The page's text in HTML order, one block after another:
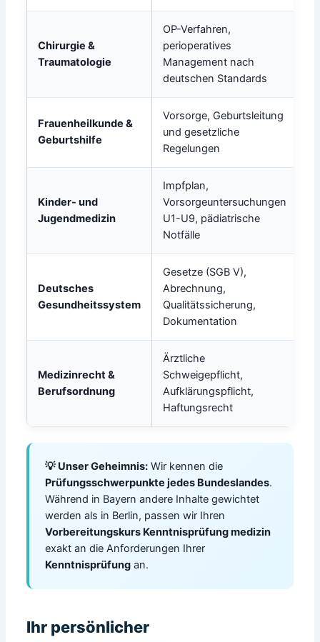
Chirurgie &
Traumatologie
OP-Verfahren,
perioperatives
Management nach
deutschen Standards
Frauenheilkunde &
Geburtshilfe
Vorsorge, Geburtsleitung
und gesetzliche
Regelungen
Kinder- und
Jugendmedizin
Impfplan,
Vorsorgeuntersuchungen
U1-U9, pädiatrische
Notfälle
Deutsches
Gesundheitssystem
Gesetze (SGB V),
Abrechnung,
Qualitätssicherung,
Dokumentation
Medizinrecht &
Berufsordnung
Ärztliche
Schweigepflicht,
Aufklärungspflicht,
Haftungsrecht
💡 Unser Geheimnis: Wir kennen die
Prüfungsschwerpunkte jedes Bundeslandes.
Während in Bayern andere Inhalte gewichtet
werden als in Berlin, passen wir Ihren
Vorbereitungskurs Kenntnisprüfung medizin
exakt an die Anforderungen Ihrer
Kenntnisprüfung an.
Ihr persönlicher